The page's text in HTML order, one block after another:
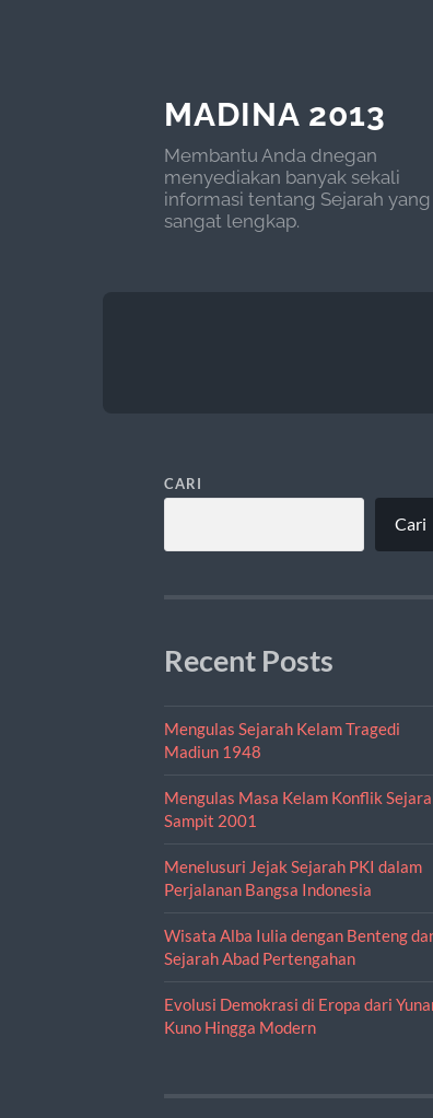
MADINA 2013
Membantu Anda dnegan
menyediakan banyak sekali
informasi tentang Sejarah yang
sangat lengkap.
CARI
Cari
Recent Posts
Mengulas Sejarah Kelam Tragedi
Madiun 1948
Mengulas Masa Kelam Konflik
Sampit 2001
Menelusuri Jejak Sejarah PKI dalam
Perjalanan Bangsa Indonesia
Wisata Alba Iulia dengan Benteng
Sejarah Abad Pertengahan
Evolusi Demokrasi di Eropa dari
Kuno Hingga Modern